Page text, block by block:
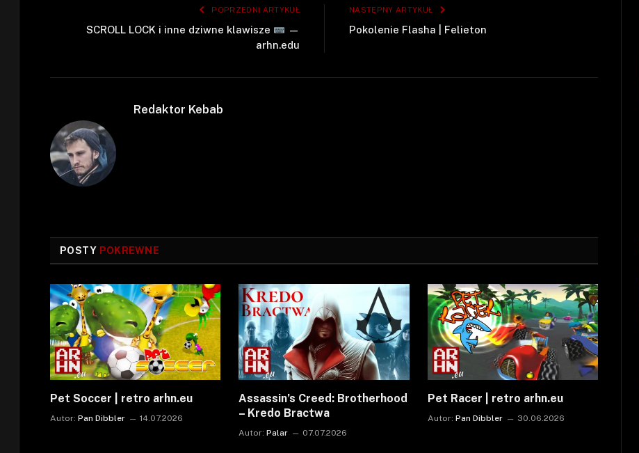
POPRZEDNI ARTYKUŁ
SCROLL LOCK i inne dziwne klawisze
—
arhn.edu
NASTĘPNY ARTYKUŁ
Pokolenie Flasha | Felieton
Redaktor Kebab
POSTY POKREWNE
Pet Soccer | retro arhn.eu
Autor: Pan Dibbler 14.07.2026
Assassin’s Creed: Brotherhood
– Kredo Bractwa
Autor: Palar 07.07.2026
Pet Racer | retro arhn.eu
Autor: Pan Dibbler 30.06.2026